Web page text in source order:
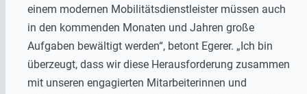
einem modernen Mobilitätsdienstleister müssen auch
in den kommenden Monaten und Jahren große
Aufgaben bewältigt werden“, betont Egerer. „Ich bin
überzeugt, dass wir diese Herausforderung zusammen
mit unseren engagierten Mitarbeiterinnen und